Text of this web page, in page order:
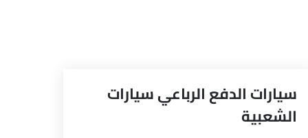
سيارات الدفع الرباعي سيارات
الشعبية